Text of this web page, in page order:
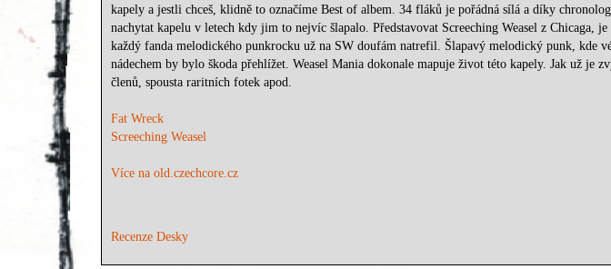
kapely a jestli chceš, klidně to označíme Best of albem. 34 fláků je pořádná sílá a díky
nachytat kapelu v letech kdy jim to nejvíc šlapalo. Představovat Screeching Weasel z Chicaga,
každý fanda melodického punkrocku už na SW doufám natrefil. Šlapavý melodický punk, kde
nádechem by bylo škoda přehlížet. Weasel Mania dokonale mapuje život této kapely. Jak už je
členů, spousta raritních fotek apod.
Fat Wreck
Screeching Weasel
Více na old.czechcore.cz
Recenze Desky